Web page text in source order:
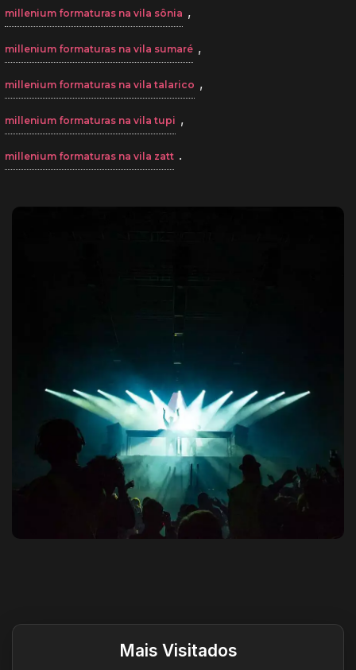
millenium formaturas na vila sônia ,
millenium formaturas na vila sumaré ,
millenium formaturas na vila talarico ,
millenium formaturas na vila tupi ,
millenium formaturas na vila zatt .
Mais Visitados